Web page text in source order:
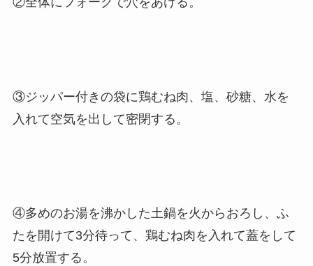
③ジッパー付きの袋に鶏むね肉、塩、砂糖、水を
入れて空気を出して密閉する。
④多めのお湯を沸かした土鍋を火からおろし、ふ
たを開けて3分待って、鶏むね肉を入れて蓋をして
5分放置する。